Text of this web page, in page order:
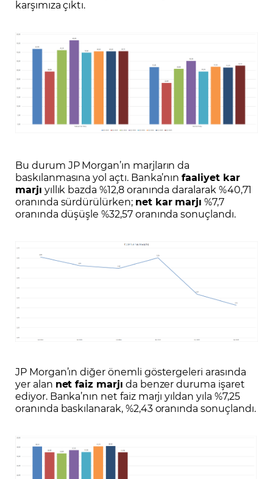
karşımıza çıktı.
Bu durum JP Morgan’ın marjların da
baskılanmasına yol açtı. Banka’nınfaaliyet kar
marjı yıllık bazda %12,8 oranında daralarak %40,71
oranında sürdürülürken; net kar marjı %7,7
oranında düşüşle %32,57 oranında sonuçlandı.
JP Morgan’ın diğer önemli göstergeleri arasında
yer alan net faiz marjı da benzer duruma işaret
ediyor. Banka’nın net faiz marjı yıldan yıla %7,25
oranında baskılanarak, %2,43 oranında sonuçlandı.